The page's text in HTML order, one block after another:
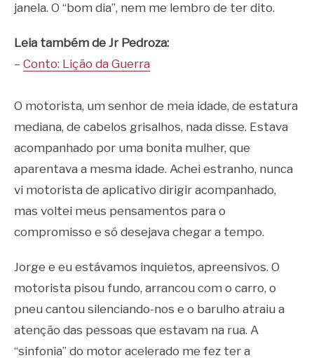
janela. O “bom dia”, nem me lembro de ter dito.
Leia também de Jr Pedroza:
– Conto: Lição da Guerra
O motorista, um senhor de meia idade, de estatura
mediana, de cabelos grisalhos, nada disse. Estava
acompanhado por uma bonita mulher, que
aparentava a mesma idade. Achei estranho, nunca
vi motorista de aplicativo dirigir acompanhado,
mas voltei meus pensamentos para o
compromisso e só desejava chegar a tempo.
Jorge e eu estávamos inquietos, apreensivos. O
motorista pisou fundo, arrancou com o carro, o
pneu cantou silenciando-nos e o barulho atraiu a
atenção das pessoas que estavam na rua. A
“sinfonia” do motor acelerado me fez ter a